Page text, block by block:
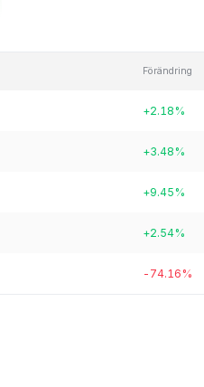
Förändring
+2.18%
+3.48%
+9.45%
+2.54%
-74.16%